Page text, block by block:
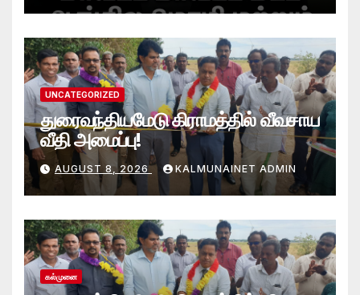
UNCATEGORIZED
துரைவந்தியமேடு கிராமத்தில் வீவசாய
வீதி அமைப்பு!
AUGUST 8, 2026 KALMUNAINET ADMIN
கல்முனை